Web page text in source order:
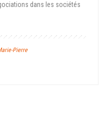
dans les sociétés
Pierre